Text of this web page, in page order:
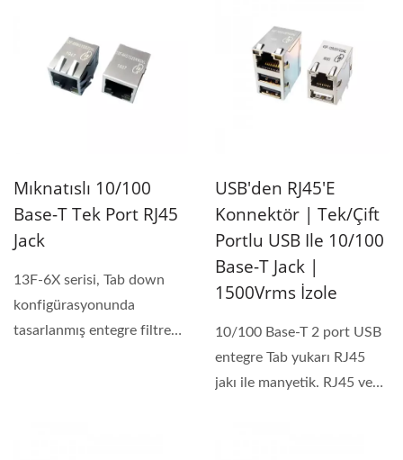
Mıknatıslı 10/100
Base-T Tek Port RJ45
Jack
13F-6X serisi, Tab down
konfigürasyonunda
tasarlanmış entegre filtreye
USB'den RJ45'e
Konnektör | Tek/Çift
Portlu USB Ile 10/100
Base-T Jack |
1500Vrms İzole
10/100 Base-T 2 port USB
entegre Tab yukarı RJ45
jakı ile manyetik. RJ45 ve